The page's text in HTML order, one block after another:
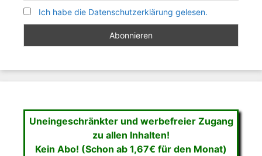
Ich habe die Datenschutzerklärung gelesen.
Uneingeschränkter und werbefreier Zugang
zu allen Inhalten!
Kein Abo! (Schon ab 1,67€ für den Monat)